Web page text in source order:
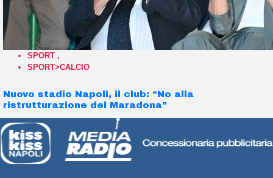
SPORT ,
SPORT>CALCIO
Nuovo stadio Napoli, il club: “No alla
ristrutturazione del Maradona”